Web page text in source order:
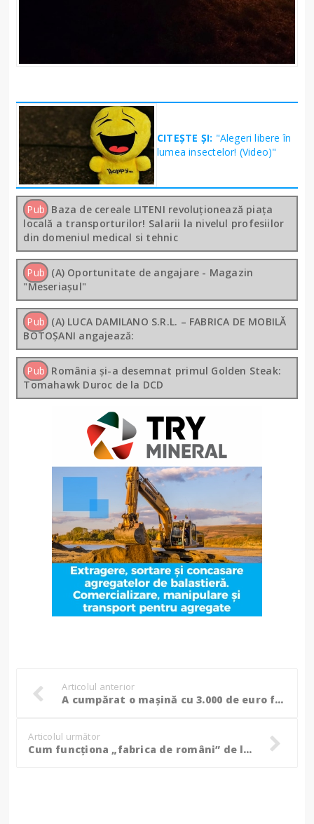
CITEȘTE ȘI: "Alegeri libere în
lumea insectelor! (Video)"
Pub Baza de cereale LITENI revoluționează piața
locală a transporturilor! Salarii la nivelul profesiilor
din domeniul medical si tehnic
Pub (A) Oportunitate de angajare - Magazin
"Meseriașul"
Pub (A) LUCA DAMILANO S.R.L. – FABRICA DE MOBILĂ
BOTOȘANI angajează:
Pub România și-a desemnat primul Golden Steak:
Tomahawk Duroc de la DCD
Articolul anterior
A cumpărat o mașină cu 3.000 de euro fără să știe că era căutată pentru confiscare, șofer oprit în Vama Racovăț!
Articolul următor
Cum funcționa „fabrica de români” de la Săveni și cum era împărțită șpaga. Populația orașului s-a dublat peste noapte, dar doar în acte!